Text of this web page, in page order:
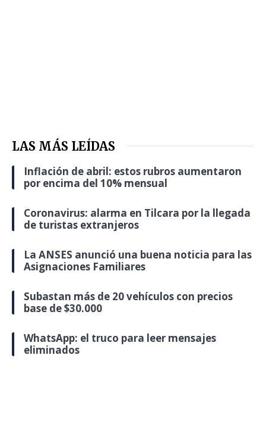
LAS MÁS LEÍDAS
Inflación de abril: estos rubros aumentaron
por encima del 10% mensual
Coronavirus: alarma en Tilcara por la llegada
de turistas extranjeros
La ANSES anunció una buena noticia para las
Asignaciones Familiares
Subastan más de 20 vehículos con precios
base de $30.000
WhatsApp: el truco para leer mensajes
eliminados